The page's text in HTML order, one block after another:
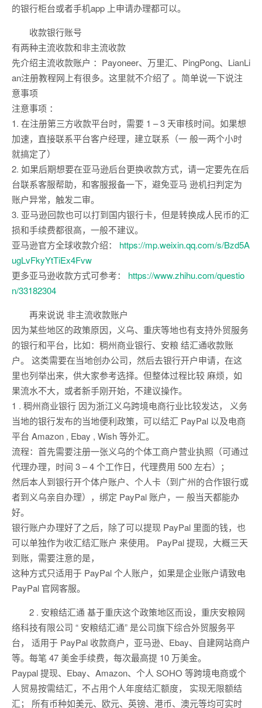
的银行柜台或者手机app 上申请办理都可以。
收款银行账号
有两种主流收款和非主流收款
先介绍主流收款账户 ：Payoneer、万里汇、PingPong、LianLi
an注册教程网上有很多。这里就不介绍了 。简单说一下说注
意事项
注意事项 ：
1. 在注册第三方收款平台时，需要 1 – 3 天审核时间。如果想
加速，直接联系平台客户经理，建立联系（一 般一两个小时
就搞定了）
2. 如果后期想要在亚马逊后台更换收款方式，请一定要先在后
台联系客服帮助，和客服报备一下，避免亚马 逊机扫判定为
账户异常，触发二审。
3. 亚马逊回款也可以打到国内银行卡，但是转换成人民币的汇
损和手续费都很高，一般不建议。
亚马逊官方全球收款介绍： https://mp.weixin.qq.com/s/Bzd5A
ugLvFkyYtTiEx4Fvw
更多亚马逊收款方式可参考： https://www.zhihu.com/questio
n/33182304
再来说说 非主流收款账户
因为某些地区的政策原因，义乌、重庆等地也有支持外贸服务
的银行和平台，比如：稠州商业银行、安粮 结汇通收款账
户。 这类需要在当地创办公司，然后去银行开户申请，在这
里也列举出来，供大家参考选择。但整体过程比较 麻烦，如
果流水不大，或者新手刚开始，不建议操作。
1 . 稠州商业银行 因为浙江义乌跨境电商行业比较发达， 义务
当地的银行发布的当地便利政策，可以结汇 PayPal 以及电商
平台 Amazon , Ebay , Wish 等外汇。
流程：首先需要注册一张义乌的个体工商户营业执照（可通过
代理办理，时间 3 – 4 个工作日，代理费用 500 左右）；
然后本人到银行开个体户账户、个人卡（到广州的合作银行或
者到义乌亲自办理），绑定 PayPal 账户，一 般当天都能办
好。
银行账户办理好了之后，除了可以提现 PayPal 里面的钱，也
可以单独作为收汇结汇账户 来使用。 PayPal 提现，大概三天
到账，需要注意的是，
这种方式只适用于 PayPal 个人账户，如果是企业账户请致电
PayPal 官网客服。
2 . 安粮结汇通 基于重庆这个政策地区而设，重庆安粮网
络科技有限公司 “ 安粮结汇通” 是公司旗下综合外贸服务平
台， 适用于 PayPal 收款商户，亚马逊、Ebay、自建网站商户
等。每笔 47 美金手续费，每次最高提 10 万美金。
Paypal 提现、Ebay、Amazon、个人 SOHO 等跨境电商或个
人贸易按需结汇，不占用个人年度结汇额度， 实现无限额结
汇； 所有币种如美元、欧元、英镑、港币、澳元等均可实时